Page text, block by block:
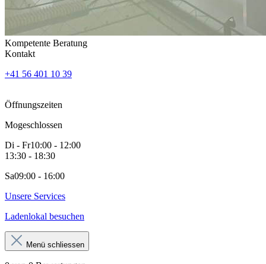
Kompetente Beratung
Kontakt
+41 56 401 10 39
Öffnungszeiten
Mogeschlossen
Di - Fr10:00 - 12:00
13:30 - 18:30
Sa09:00 - 16:00
Unsere Services
Ladenlokal besuchen
Menü schliessen